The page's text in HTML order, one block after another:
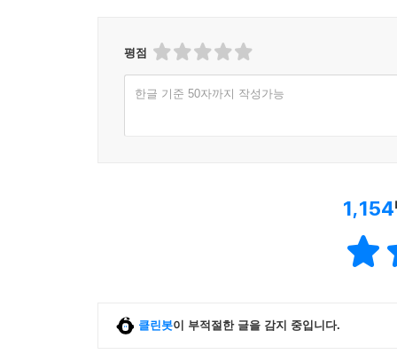
평점
한글 기준 50자까지 작성가능
1,154
클린봇이 부적절한 글을 감지 중입니다.